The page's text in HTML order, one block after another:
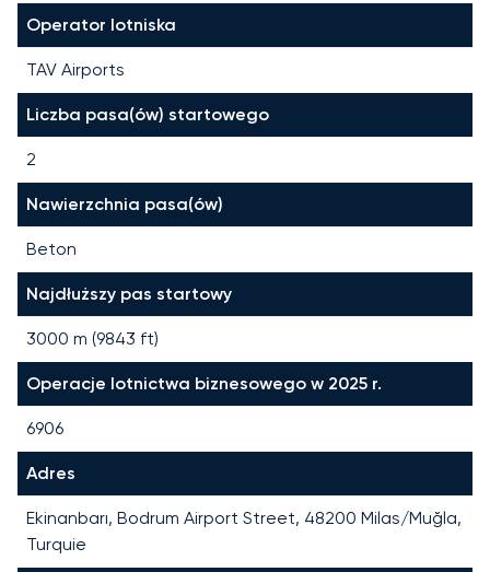
Operator lotniska
TAV Airports
Liczba pasa(ów) startowego
2
Nawierzchnia pasa(ów)
Beton
Najdłuższy pas startowy
3000 m (9843 ft)
Operacje lotnictwa biznesowego w 2025 r.
6906
Adres
Ekinanbarı, Bodrum Airport Street, 48200 Milas/Muğla,
Turquie